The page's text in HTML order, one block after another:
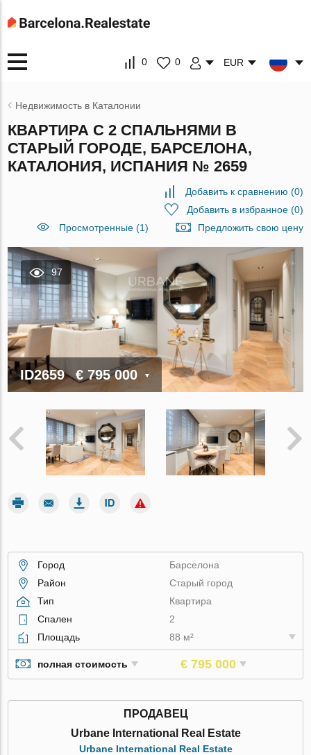
0 0 EUR
Недвижимость в Каталонии
КВАРТИРА С 2 СПАЛЬНЯМИ В
СТАРЫЙ ГОРОДЕ, БАРСЕЛОНА,
КАТАЛОНИЯ, ИСПАНИЯ № 2659
Добавить к сравнению (0)
Добавить в избранное(0)
Просмотренные (1)
Предложить свою цену
97
ID2659 € 795 000
Город
Барселона
Район
Старый город
Тип
Квартира
Спален
2
Площадь
88 м²
полная стоимость € 795 000
ПРОДАВЕЦ
Urbane International Real Estate
Urbane International Real Estate